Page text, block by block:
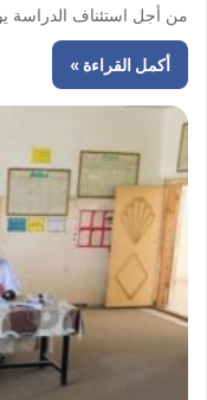
من أجل استئناف الدراسة يوم الأحد
أكمل القراءة »